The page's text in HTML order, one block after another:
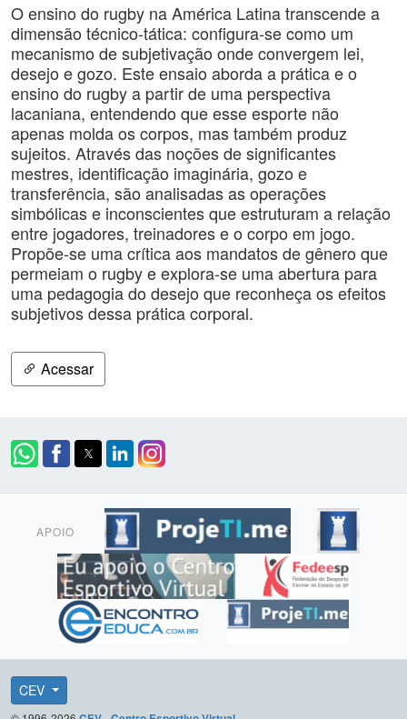
O ensino do rugby na América Latina transcende a
dimensão técnico-tática: configura-se como um
mecanismo de subjetivação onde convergem lei,
desejo e gozo. Este ensaio aborda a prática e o
ensino do rugby a partir de uma perspectiva
lacaniana, entendendo que esse esporte não
apenas molda os corpos, mas também produz
sujeitos. Através das noções de significantes
mestres, identificação imaginária, gozo e
transferência, são analisadas as operações
simbólicas e inconscientes que estruturam a relação
entre jogadores, treinadores e o corpo em jogo.
Propõe-se uma crítica aos mandatos de gênero que
permeiam o rugby e explora-se uma abertura para
uma pedagogia do desejo que reconheça os efeitos
subjetivos dessa prática corporal.
Acessar
APOIO
CEV